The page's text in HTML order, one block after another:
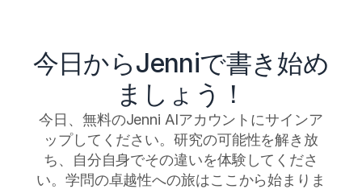
今日からJenniで書き始め
ましょう！
今日、無料のJenni AIアカウントにサインア
ップしてください。研究の可能性を解き放
ち、自分自身でその違いを体験してくださ
い。学問の卓越性への旅はここから始まりま